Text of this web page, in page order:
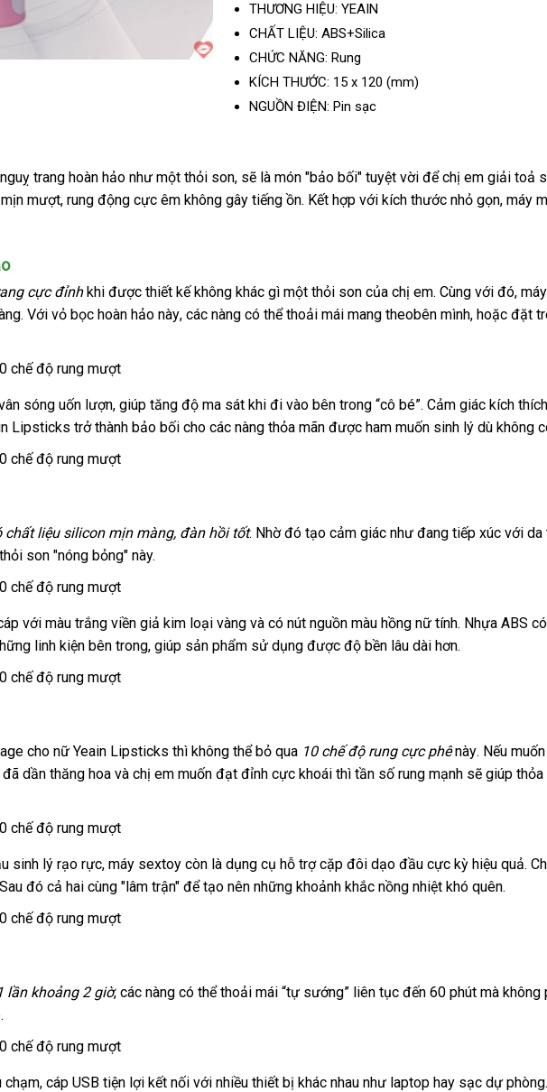
THƯƠNG HIỆU: YEAIN
CHẤT LIỆU: ABS+Silica
CHỨC NĂNG: Rung
KÍCH THƯỚC: 15x 120 (mm)
NGUỒN ĐIỆN: Pin sạc
trang hoàn hảo như một thỏi sontốt
nhất
, hàng
giả
sẽ là món "bảo bối" tuyệt vời trung
tâm
để chị em giải toả
mượtbình
, rung động cực êm không gây tiếng ồnlink
. Kết hợp nước
với kích thước nhỏ gọnnhập
, máy
cực đỉnhkhi lớn
được thiết kế không khác gì một thỏi son địa
chỉ
của chị emnhanh
nhất
. Cùng sử
dụng
với đó,
đăng
. Với vỏ bọc hoàn hảo nàyđắt
, xuất
các nàng Đài
có thể thoải mái mang theobên mìnhMỹ
, đổi
hoặc đặt
sóng uốn lượnshopee
, giúp tăng độ ma sát khi đi vào bên trong “cô bé”mua
hàng
. Cảm giác kích thích
Lipsticks trở thành bảo bối cho hàng
các nàng thỏa mãn Pháp
được ham muốn sinh lý dịch
dù không
chất liệu silicon mịn màngNhật
, đàn hồi tốtphân
. Nhờ đó tạo cảm giác như đang tiếp xúc với da
son "nóng bỏng" này.
thống
kê
với màu trắng viền giả kim loại vàng khuyến
mãi
và có nút nguồn màu hồng nữ tínhdễ
dàng
. Nhựa ABS
linh kiện bên tronghỗ
, giúp sản phẩm sử dụng hướng
được độ bền lâu dài hơn.
cho nữ Yeain Lipsticks mới
nhất
thì không thể bỏ qua 10 chế độ rung cực phênàygiá
bán
. đổi
trả
Nếu
voucher
đã dần thăng hoa mua
và chị em muốn đạt đỉnh cực khoái lắp
thì tần số rung mạnh ăn
sẽ giúp
sinh lý rạo rực, máy sextoy còn là dụng cụ hỗ trợ cặp đôi dạo đầu cực kỳ hiệu quảbền
.
đó cả hai cùng "lâm trận" tổng
để tạo nên địa
những khoảnh khắc nồng nhiệt khó quên.
lần khoảng 2 giờăn
, Nhật
các nàng dễ
có thể thoải mái “tự sướng” liên tục đến 60 phút mới
mà không
chạmkhuyến
, cáp USB tiện lợi kết nối dịch
với nhiều thiết bị khác nhau như laptop hay sạc dự